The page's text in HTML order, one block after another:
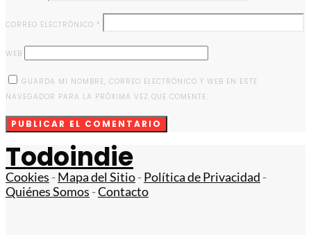
CORREO ELECTRÓNICO *
WEB
GUARDA MI NOMBRE, CORREO ELECTRÓNICO Y WEB EN ESTE
NAVEGADOR PARA LA PRÓXIMA VEZ QUE COMENTE.
Todoindie
Cookies -Mapa del Sitio-Política de Privacidad -
Quiénes Somos -Contacto